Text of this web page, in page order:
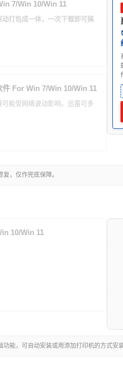
7/Win 10/Win 11
打包成一体，一次下载即可搞
For Win 7/Win 10/Win 11
能受网络波动影响。迅雷可多
，仅作兜底保障。
10/Win 11
能，可自动安装或用添加打印机的方式安装